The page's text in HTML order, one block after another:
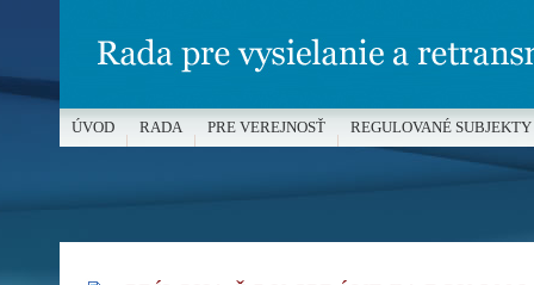
ÚVOD RADA PRE VEREJNOSŤ REGULOVANÉ SUBJEKTY